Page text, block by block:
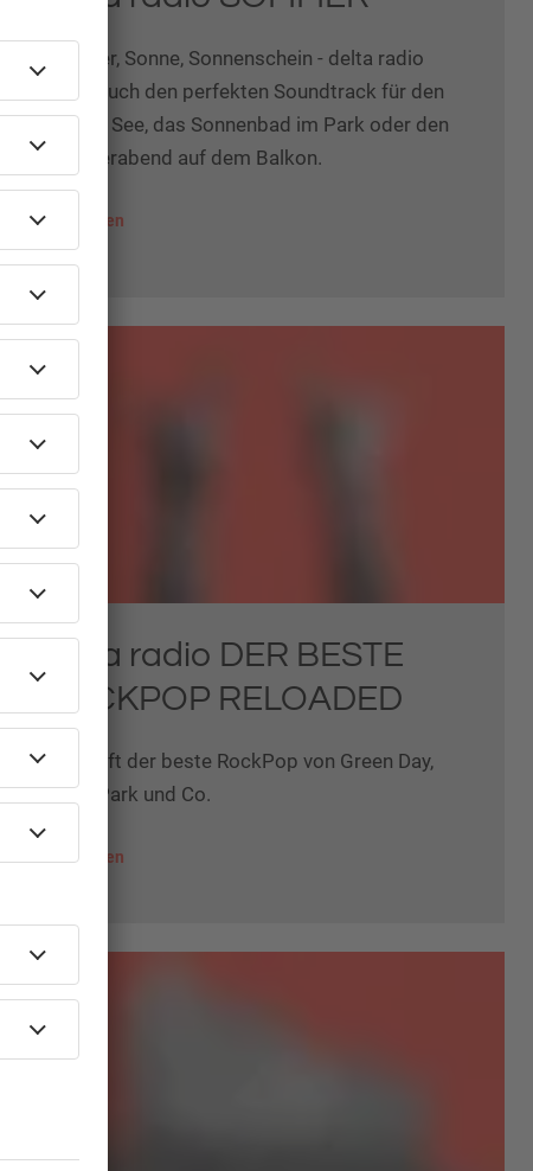
Sommer, Sonne, Sonnenschein - delta radio
liefert euch den perfekten Soundtrack für den
Tag am See, das Sonnenbad im Park oder den
Sommerabend auf dem Balkon.
mehr lesen
delta radio DER BESTE
ROCKPOP RELOADED
Hier läuft der beste RockPop von Green Day,
Linkin Park und Co.
mehr lesen